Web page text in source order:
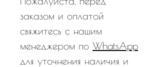
заказом и оплатой
свяжитесь с нашим
менеджером по WhatsApp
для уточнения наличия и